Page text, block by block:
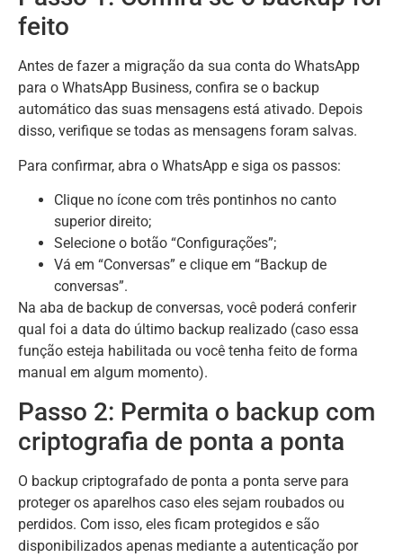
feito
Antes de fazer a migração da sua conta do WhatsApp
para o WhatsApp Business, confira se o backup
automático das suas mensagens está ativado. Depois
disso, verifique se todas as mensagens foram salvas.
Para confirmar, abra o WhatsApp e siga os passos:
Clique no ícone com três pontinhos no canto
superior direito;
Selecione o botão “Configurações”;
Vá em “Conversas” e clique em “Backup de
conversas”.
Na aba de backup de conversas, você poderá conferir
qual foi a data do último backup realizado (caso essa
função esteja habilitada ou você tenha feito de forma
manual em algum momento).
Passo 2: Permita o backup com
criptografia de ponta a ponta
O backup criptografado de ponta a ponta serve para
proteger os aparelhos caso eles sejam roubados ou
perdidos. Com isso, eles ficam protegidos e são
disponibilizados apenas mediante a autenticação por